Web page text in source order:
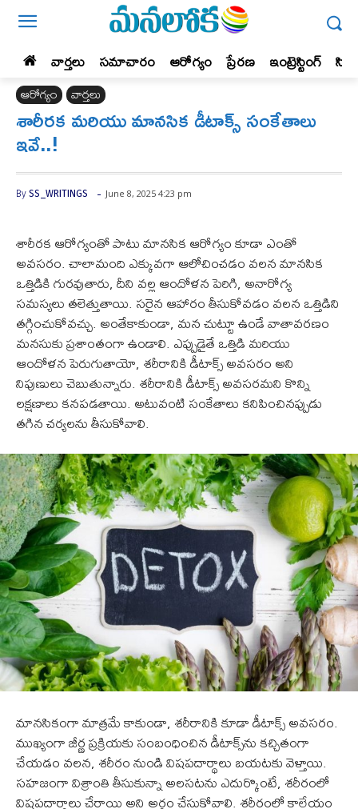
వార్తలు సమాచారం ఆరోగ్యం ప్రేర‌ణ‌ ఇంట్రెస్టింగ్‌
ఆరోగ్యం వార్తలు
శారీరక మరియు మానసిక డీటాక్స్ సంకేతాలు
ఇవే..!
By SS_WRITINGS - June 8, 2025 4:23 pm
శారీరక ఆరోగ్యంతో పాటు మానసిక ఆరోగ్యం కూడా ఎంతో
అవసరం. చాలామంది ఎక్కువగా ఆలోచించడం వలన మానసిక
ఒత్తిడికి గురవుతారు, దీని వల్ల ఆందోళన పెరిగి, అనారోగ్య
సమస్యలు తలెత్తుతాయి. సరైన ఆహారం తీసుకోవడం వలన ఒత్తిడిని
తగ్గించుకోవచ్చు. అంతేకాకుండా, మన చుట్టూ ఉండే వాతావరణం
మనసుకు ప్రశాంతంగా ఉండాలి. ఎప్పుడైతే ఒత్తిడి మరియు
ఆందోళన పెరుగుతాయో, శరీరానికి డీటాక్స్ అవసరం అని
నిపుణులు చెబుతున్నారు. శరీరానికి డీటాక్స్ అవసరమని కొన్ని
లక్షణాలు కనపడతాయి. అటువంటి సంకేతాలు కనిపించినప్పుడు
తగిన చర్యలను తీసుకోవాలి.
మానసికంగా మాత్రమే కాకుండా, శరీరానికి కూడా డీటాక్స్ అవసరం.
ముఖ్యంగా జీర్ణ ప్రక్రియకు సంబంధించిన డీటాక్స్‌ను కచ్చితంగా
చేయడం వలన, శరీరం నుండి విషపదార్థాలు బయటకు వెళ్తాయి.
సహజంగా విశ్రాంతి తీసుకున్నా అలసటను ఎదుర్కొంటే, శరీరంలో
విషపదార్థాలు చేరాయి అని అర్థం చేసుకోవాలి. శరీరంలో కాలేయం